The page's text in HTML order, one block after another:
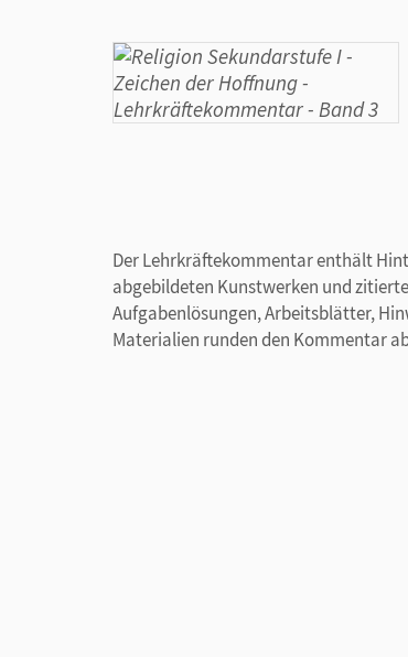
Der Lehrkräftekommentar enthält
abgebildeten Kunstwerken und
Aufgabenlösungen, Arbeitsblätter,
Materialien runden den Kommentar